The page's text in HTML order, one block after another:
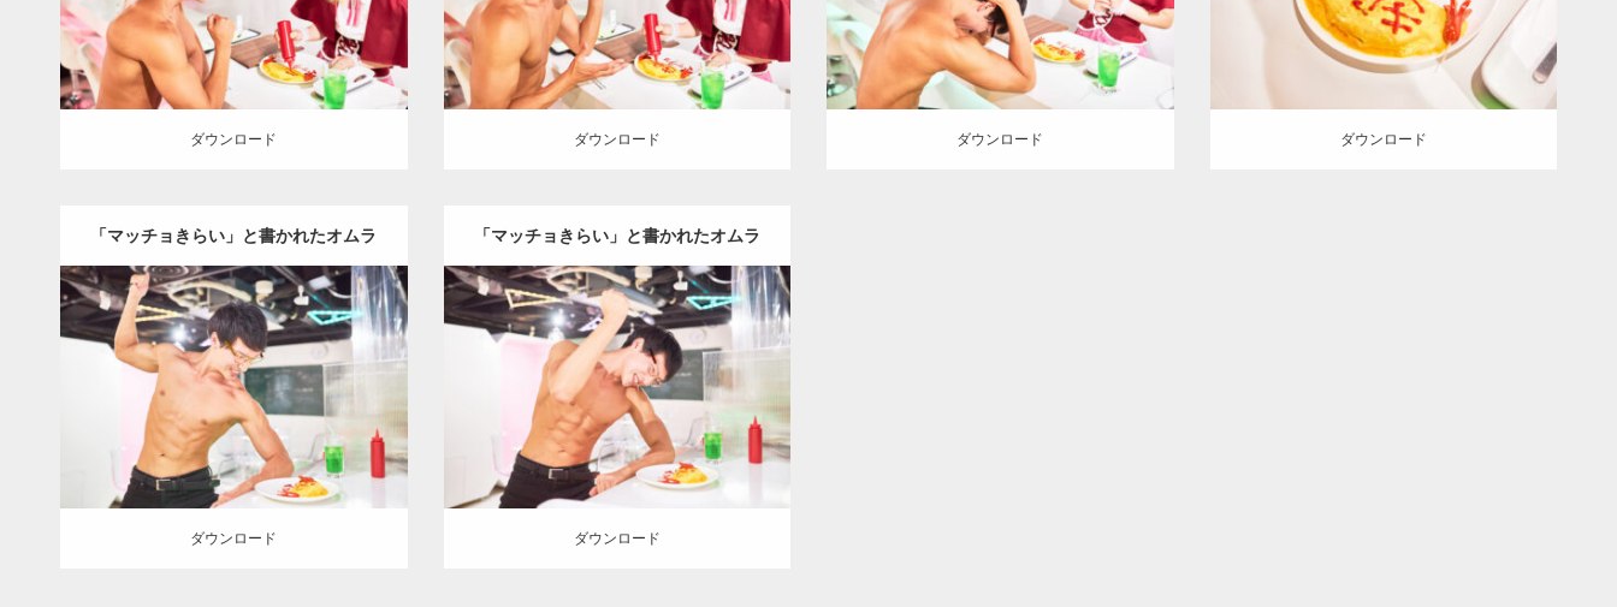
ダウンロード
ダウンロード
ダウンロード
ダウンロード
ダウンロード
ダウンロード
ダウンロード
ダウンロード
「マッチョきらい」と書かれたオムラ
イスを泣く泣く頂くマッチョ
Update:2023.02.11
Category:メイド喫茶のマッチョ その他
AKIHITO(細マッチョ) 腹筋 名古屋 (愛
知)
ダウンロード
ダウンロード
「マッチョきらい」と書かれたオムラ
イスを泣く泣く食べるマッチョ
Update:2023.02.11
Category:メイド喫茶のマッチョ その他
AKIHITO(細マッチョ) 腹筋 名古屋 (愛
知)
ダウンロード
ダウンロード